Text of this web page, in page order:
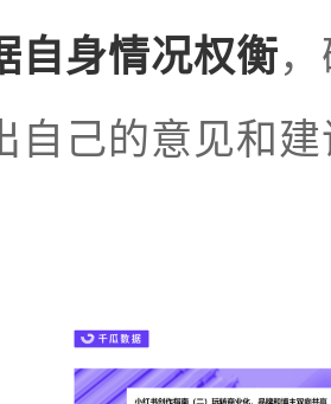
自身情况权衡
自己的意见和